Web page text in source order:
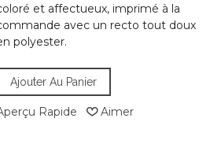
et affectueux, imprimé à la
avec un recto tout doux
polyester.
Ajouter Au Panier
Rapide Aimer